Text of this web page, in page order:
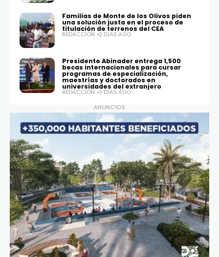
Familias de Monte de los Olivos piden
una solución justa en el proceso de
titulación de terrenos del CEA
REDACCIÓN 2 DÍAS AGO
Presidente Abinader entrega 1,500
becas internacionales para cursar
programas de especialización,
maestrías y doctorados en
universidades del extranjero
REDACCIÓN
3 DÍAS AGO
ANUNCIOS